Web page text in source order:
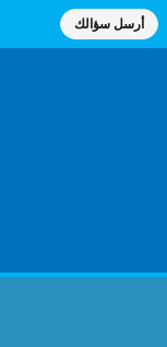
أرسل سؤالك